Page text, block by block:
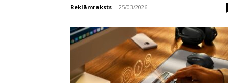
Reklāmraksts - 25/03/2026